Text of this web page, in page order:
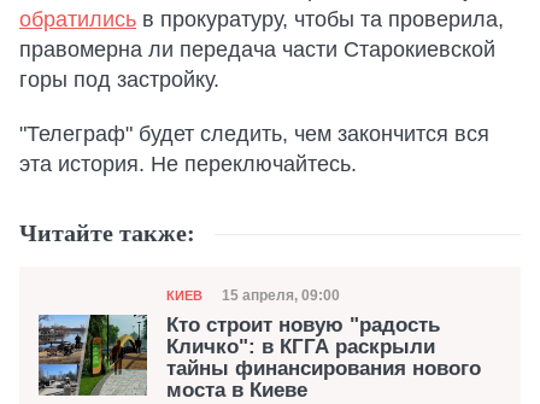
обратились в прокуратуру, чтобы та проверила,
правомерна ли передача части Старокиевской
горы под застройку.
"Телеграф" будет следить, чем закончится вся
эта история. Не переключайтесь.
Читайте также:
Категория
КИЕВ Дата публикации
15 апреля, 09:00
Кто строит новую "радость
Кличко": в КГГА раскрыли
тайны финансирования нового
моста в Киеве